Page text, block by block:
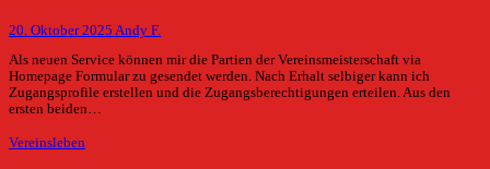
20. Oktober 2025 Andy F.
Als neuen Service können mir die Partien der Vereinsmeisterschaft via
Homepage Formular zu gesendet werden. Nach Erhalt selbiger kann ich
Zugangsprofile erstellen und die Zugangsberechtigungen erteilen. Aus den
ersten beiden…
Vereinsleben